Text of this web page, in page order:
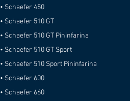
• Schaefer 450
• Schaefer 510 GT
• Schaefer 510 GT Pininfarina
• Schaefer 510 GT Sport
• Schaefer 510 Sport Pininfarina
• Schaefer 600
• Schaefer 660